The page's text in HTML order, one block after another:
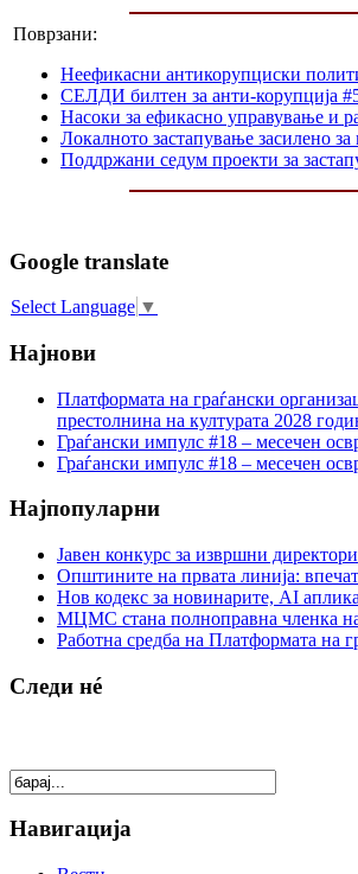
Поврзани:
Неефикасни антикорупциски
СЕЛДИ билтен за анти-корупција
Насоки за ефикасно управување и
Локалното застапување засилено за
Поддржани седум проекти за
Google translate
Select Language ▼
Најнови
Платформата на граѓански
престолнина на културата 2028
Граѓански импулс #18 – месечен
Граѓански импулс #18 – месечен
Најпопуларни
Јавен конкурс за извршни директори
Општините на првата линија:
Нов кодекс за новинарите, AI
МЦМС стана полноправна членка
Работна средба на Платформата на
Следи нé
Навигација